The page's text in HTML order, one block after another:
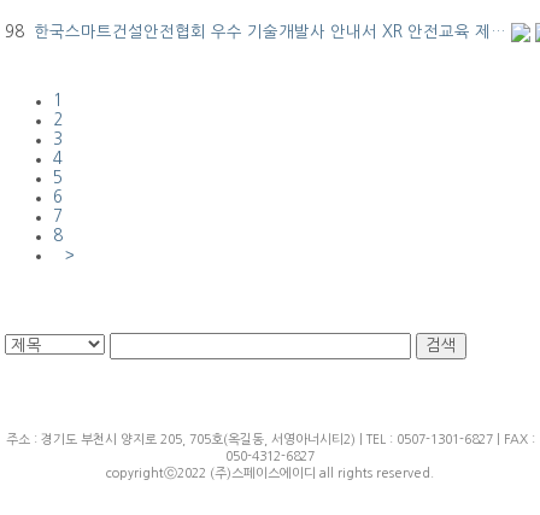
98 한국스마트건설안전협회 우수 기술개발사 안내서 XR 안전교육 제…
1
2
3
4
5
6
7
8
>
주소 : 경기도 부천시 양지로 205, 705호(옥길동, 서영아너시티2) | TEL : 0507-1301-6827 | FAX :
050-4312-6827
copyrightⓒ2022 (주)스페이스에이디 all rights reserved.